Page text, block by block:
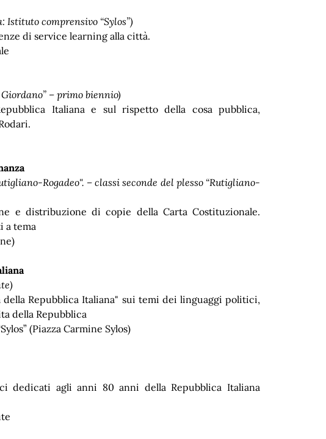
Istituto comprensivo “Sylos”)
di service learning alla città.
– primo biennio)
Italiana e sul rispetto della cosa pubblica,
Rogadeo". – classi seconde del plesso “Rutigliano-
e distribuzione di copie della Carta Costituzionale.
a tema
Repubblica Italiana" sui temi dei linguaggi politici,
della Repubblica
(Piazza Carmine Sylos)
dedicati agli anni 80 anni della Repubblica Italiana